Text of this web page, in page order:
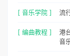
[ 音乐学院 ] 流
[ 编曲教程 ]
港
音